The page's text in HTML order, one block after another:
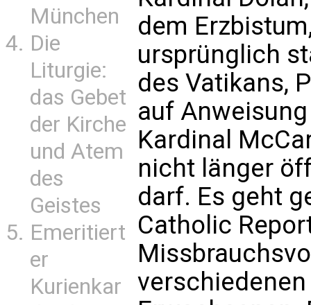
München
Die
Liturgie:
das Gebet
der Kirche
und Atem
des
Geistes
Emeritiert
er
Kurienkar
dem
ursprünglich
des Vatikans,
auf
Kardinal
nicht länger
darf. Es geht
Catholic